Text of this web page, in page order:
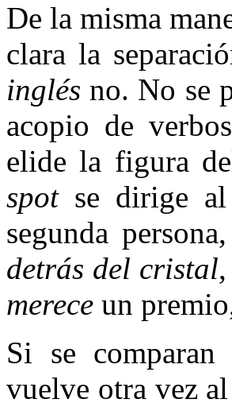
De la misma
clara la
inglés no. No se
acopio de
elide la figura
spotse dirige
segunda
detrás del cristal
merece un
Si se comparan
vuelve otra vez